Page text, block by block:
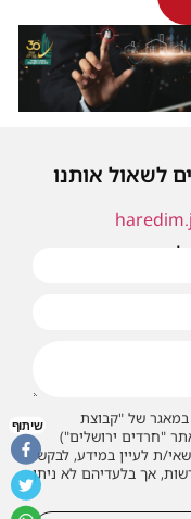
לשאול אותנו
בהקדם
של "קבוצת
"חרדים ירושלים")
ת לעיין במידע, לבקש
אך בלעדיהם לא ניתן
שיתוף